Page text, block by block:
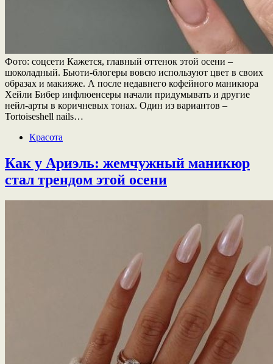
Фото: соцсети Кажется, главный оттенок этой осени –
шоколадный. Бьюти-блогеры вовсю используют цвет в своих
образах и макияже. А после недавнего кофейного маникюра
Хейли Бибер инфлюенсеры начали придумывать и другие
нейл-арты в коричневых тонах. Один из вариантов –
Tortoiseshell nails…
Красота
Как у Ариэль: жемчужный маникюр
стал трендом этой осени